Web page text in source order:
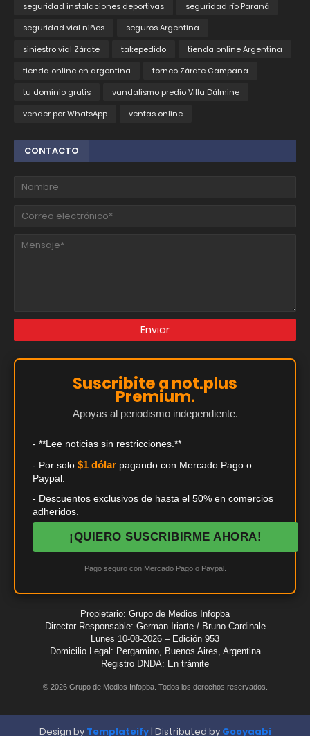
seguridad instalaciones deportivas
seguridad río Paraná
seguridad vial niños
seguros Argentina
siniestro vial Zárate
takepedido
tienda online Argentina
tienda online en argentina
torneo Zárate Campana
tu dominio gratis
vandalismo predio Villa Dálmine
vender por WhatsApp
ventas online
CONTACTO
Suscribite a not.plus
Premium.
Apoyas al periodismo independiente.
- **Lee noticias sin restricciones.**
- Por solo $1 dólar pagando con Mercado Pago o
Paypal.
- Descuentos exclusivos de hasta el 50% en comercios
adheridos.
¡QUIERO SUSCRIBIRME AHORA!
Pago seguro con Mercado Pago o Paypal.
Propietario: Grupo de Medios Infopba
Director Responsable: German Iriarte / Bruno Cardinale
Lunes 10-08-2026 – Edición 953
Domicilio Legal: Pergamino, Buenos Aires, Argentina
Registro DNDA: En trámite
© 2026Grupo de Medios Infopba. Todos los derechos reservados.
Design by Templateify| Distributed by Gooyaabi